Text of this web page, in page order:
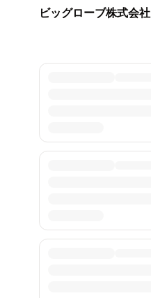
ビッグローブ株式会社